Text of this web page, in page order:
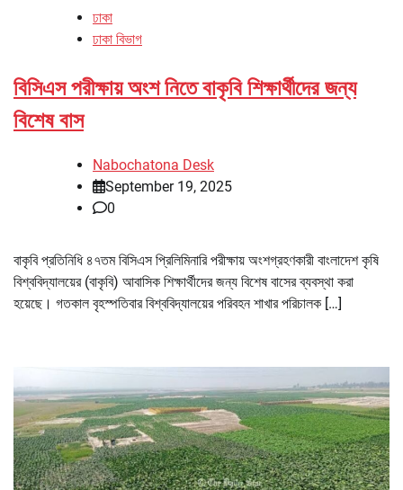
ঢাকা
ঢাকা বিভাগ
বিসিএস পরীক্ষায় অংশ নিতে বাকৃবি শিক্ষার্থীদের জন্য
বিশেষ বাস
Nabochatona Desk
September 19, 2025
0
বাকৃবি প্রতিনিধি ৪৭তম বিসিএস প্রিলিমিনারি পরীক্ষায় অংশগ্রহণকারী বাংলাদেশ কৃষি
বিশ্ববিদ্যালয়ের (বাকৃবি) আবাসিক শিক্ষার্থীদের জন্য বিশেষ বাসের ব্যবস্থা করা
হয়েছে। গতকাল বৃহস্পতিবার বিশ্ববিদ্যালয়ের পরিবহন শাখার পরিচালক […]